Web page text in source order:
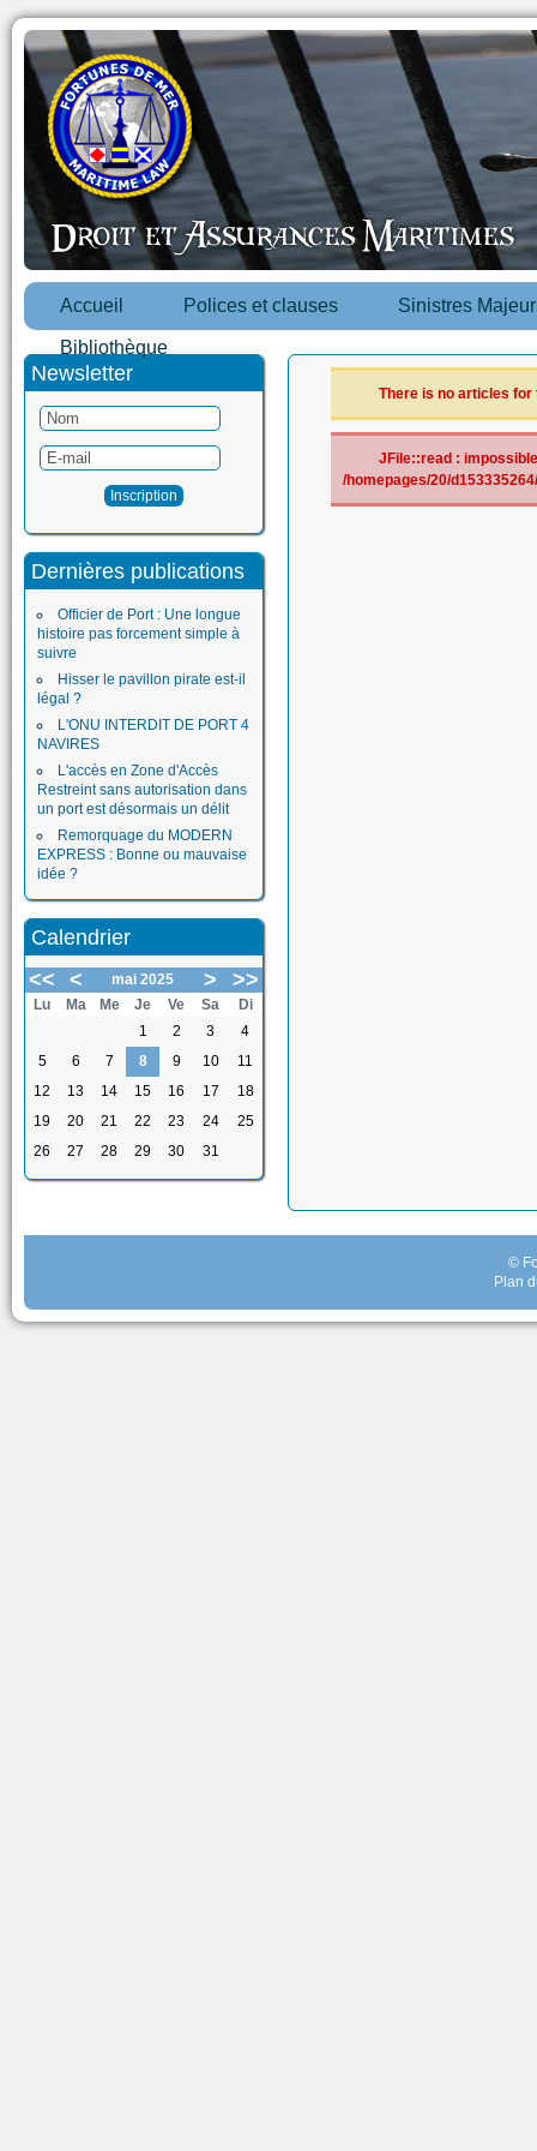
Accueil Polices et clauses Sinistres
Bibliothèque
Newsletter
Dernières publications
Officier de Port : Une longue
histoire pas forcement simple à
suivre
Hisser le pavillon pirate est-il
légal ?
L'ONU INTERDIT DE PORT 4
NAVIRES
L'accès en Zone d'Accès
Restreint sans autorisation dans
un port est désormais un délit
Remorquage du MODERN
EXPRESS : Bonne ou mauvaise
idée ?
Calendrier
<<
< mai 2025 > >>
Lu Ma Me Je Ve Sa
Di
1
2 3
4
5
6 7 8 9 10
11
12
13 14 15 16 17
18
19
20 21 22 23 24
25
26
27 28 29 30 31
There is no articles for
JFile::read :
/homepages/20/
©
Plan